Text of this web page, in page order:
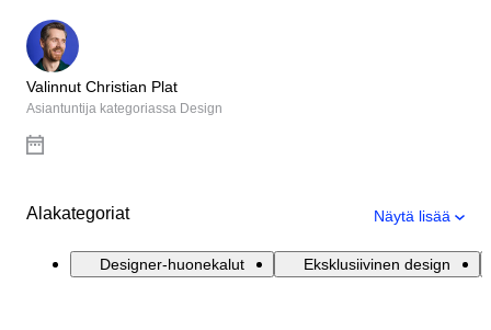
Valinnut Christian Plat
Asiantuntija kategoriassa Design
Alakategoriat Näytä lisää
Designer-huonekalut Eksklusiivinen design